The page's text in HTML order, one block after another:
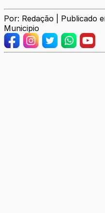
Por: Redação | Publicado
Municipio